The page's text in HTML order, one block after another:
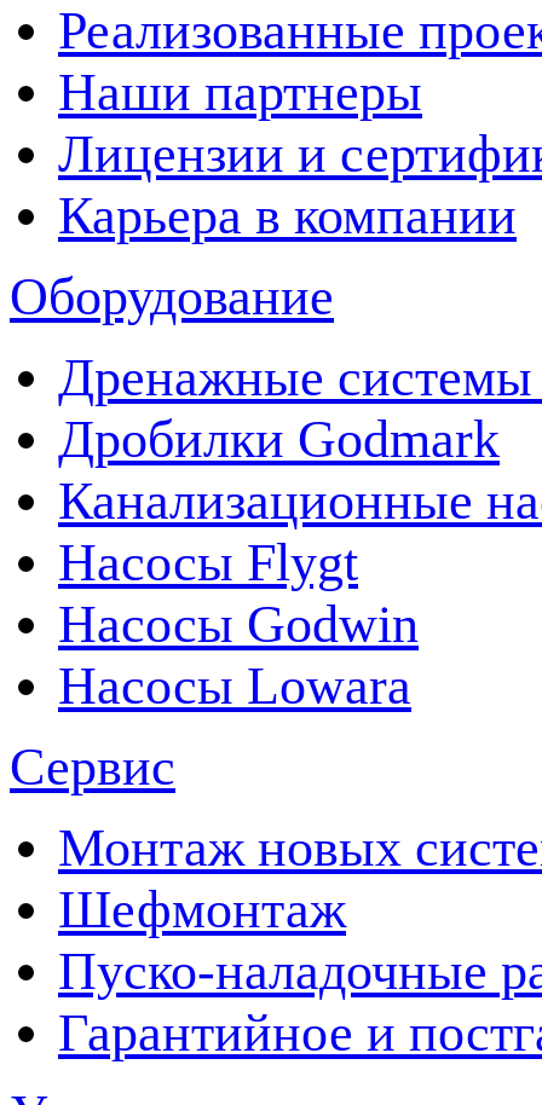
Реализованные
Наши партнеры
Лицензии и
Карьера в компании
Оборудование
Дренажные системы
Дробилки Godmark
Канализационные
Насосы Flygt
Насосы Godwin
Насосы Lowara
Сервис
Монтаж новых
Шефмонтаж
Пуско-наладочные
Гарантийное и